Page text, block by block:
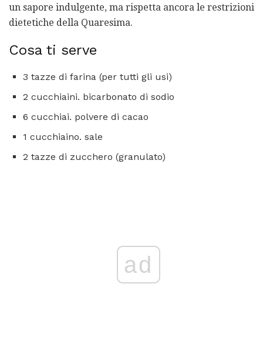
un sapore indulgente, ma rispetta ancora le restrizioni
dietetiche della Quaresima.
Cosa ti serve
3 tazze di farina (per tutti gli usi)
2 cucchiaini. bicarbonato di sodio
6 cucchiai. polvere di cacao
1 cucchiaino. sale
2 tazze di zucchero (granulato)
ad